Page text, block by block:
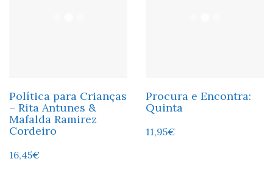
Política para Crianças
– Rita Antunes &
Mafalda Ramirez
Cordeiro
16,45€
Procura e Encontra:
Quinta
11,95€